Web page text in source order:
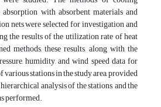
absorption with absorbent materials and
nets were selected for investigation and
the results of the utilization rate of heat
methods, these results, along with the
humidity, and wind speed data for
stations in the study area, provided
analysis of the stations, and the
performed.